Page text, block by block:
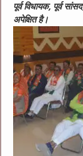
पूर्व विधायक, पूर्व
अपेक्षित है।